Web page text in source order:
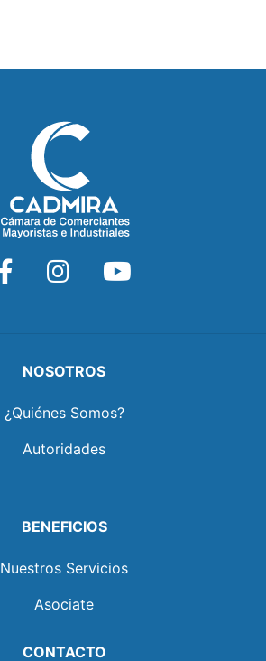
NOSOTROS
¿Quiénes Somos?
Autoridades
BENEFICIOS
Nuestros Servicios
Asociate
CONTACTO